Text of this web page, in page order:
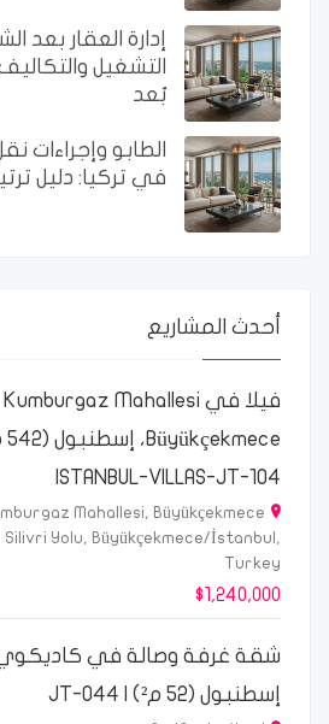
إدارة العقار بعد
التشغيل
بُعد
الطابو وإجراءات
في تركيا: دليل
أحدث المشاريع
فيلا في Kumburgaz Mahallesi
ISTANBUL-VILLAS-JT-104
Mahallesi, Büyükçekmece
Silivri Yolu, Büyükçekmece/İstanbul,
Turkey
$1,240,000
شقة غرفة وصالة في
إسطنبول (52 م²) | JT-044